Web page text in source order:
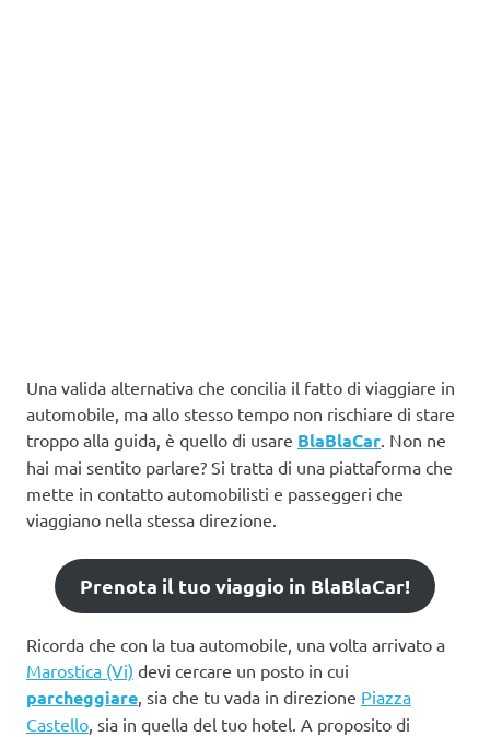
Una valida alternativa che concilia il fatto di viaggiare in
automobile, ma allo stesso tempo non rischiare di stare
troppo alla guida, è quello di usare BlaBlaCar. Non ne
hai mai sentito parlare? Si tratta di una piattaforma che
mette in contatto automobilisti e passeggeri che
viaggiano nella stessa direzione.
Prenota il tuo viaggio in BlaBlaCar!
Ricorda che con la tua automobile, una volta arrivato a
Marostica (Vi) devi cercare un posto in cui
parcheggiare , sia che tu vada in direzione Piazza
Castello , sia in quella del tuo hotel. A proposito di